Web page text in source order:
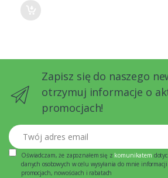
Zapisz się do naszego
otrzymuj informacje o
promocjach!
Twój adres email
Oświadczam, że zapoznałem się z komunikatem
danych osobowych w celu wysyłania do mnie
promocjach, nowościach i rabatach